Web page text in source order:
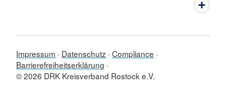
Impressum Datenschutz Compliance
Barrierefreiheitserklärung
© 2026 DRK Kreisverband Rostock e.V.